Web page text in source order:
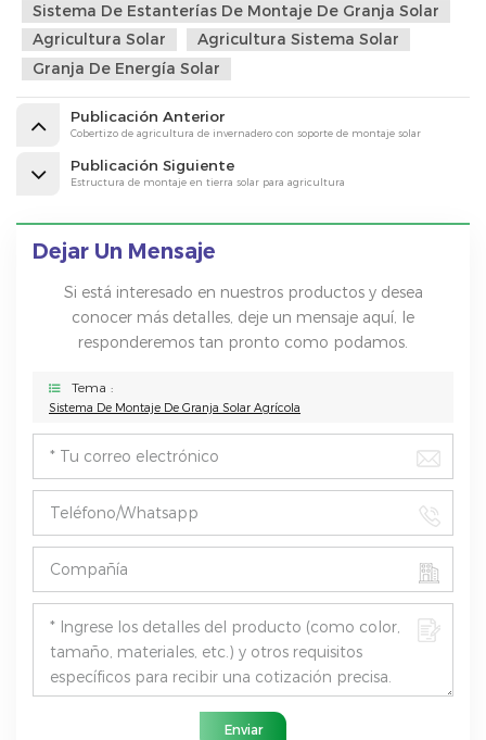
Sistema De Estanterías De Montaje De Granja Solar
Agricultura Solar
Agricultura Sistema Solar
Granja De Energía Solar
Publicación Anterior
Cobertizo de agricultura de invernadero con soporte de montaje solar
Publicación Siguiente
Estructura de montaje en tierra solar para agricultura
Dejar Un Mensaje
Si está interesado en nuestros productos y desea
conocer más detalles, deje un mensaje aquí, le
responderemos tan pronto como podamos.
Tema :
Sistema De Montaje De Granja Solar Agrícola
Enviar